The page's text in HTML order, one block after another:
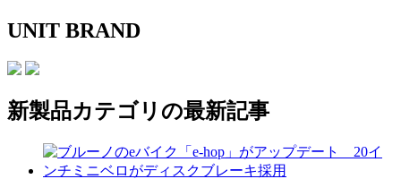
UNIT BRAND
新製品カテゴリの最新記事